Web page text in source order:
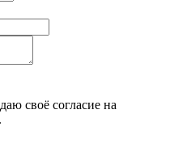
своё согласие на
.